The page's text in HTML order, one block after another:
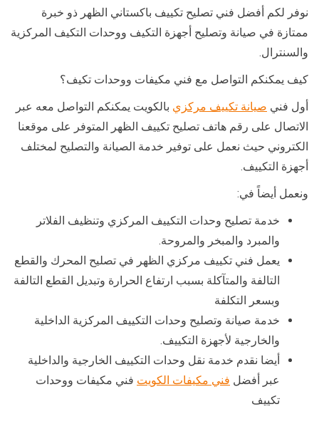
نوفر لكم أفضل فني تصليح تكييف باكستاني الظهر ذو خبرة
ممتازة في صيانة وتصليح أجهزة التكيف ووحدات التكيف المركزية
والسنترال.
كيف يمكنكم التواصل مع فني مكيفات ووحدات تكيف؟
أول فني صيانة تكييف مركزي بالكويت يمكنكم التواصل معه عبر
الاتصال على رقم هاتف تصليح تكييف الظهر المتوفر على موقعنا
الكتروني حيث نعمل على توفير خدمة الصيانة والتصليح لمختلف
أجهزة التكييف.
ونعمل أيضاً في:
خدمة تصليح وحدات التكييف المركزي وتنظيف الفلاتر
والمبرد والمبخر والمروحة.
يعمل فني تكييف مركزي الظهر في تصليح المحرك والقطع
التالفة والمتآكلة بسبب ارتفاع الحرارة وتبديل القطع التالفة
وبسعر التكلفة
خدمة صيانة وتصليح وحدات التكييف المركزية الداخلية
والخارجية لأجهزة التكييف.
أيضا نقدم خدمة نقل وحدات التكييف الخارجية والداخلية
عبر أفضل فني مكيفات الكويت فني مكيفات ووحدات
تكييف